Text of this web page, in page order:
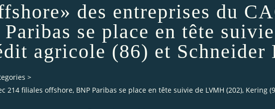
des entreprises du
se place en tête
agricole (86) et Schneider
>
214 filiales offshore, BNP Paribas se place en tête suivie de LVMH (202), Kering